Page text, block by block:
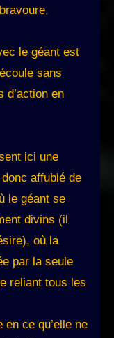
le géant est
sans
d’action en
ici une
affublé de
le géant se
divins (il
où la
par la seule
reliant tous les
en ce qu’elle ne